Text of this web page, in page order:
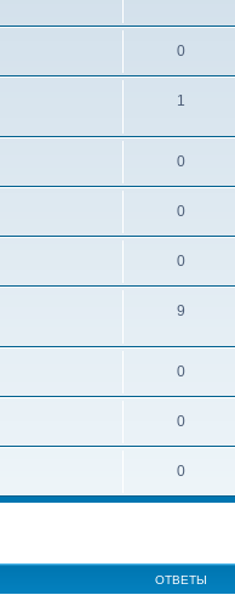
0
1
0
0
0
9
0
0
0
ОТВЕТЫ